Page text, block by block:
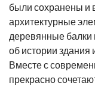
были сохранены и
архитектурные
деревянные балки
об истории
Вместе с
прекрасно